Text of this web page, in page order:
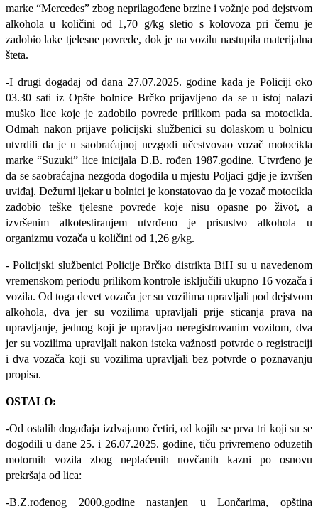
marke “Mercedes” zbog neprilagođene brzine i vožnje pod dejstvom
alkohola u količini od 1,70 g/kg sletio s kolovoza pri čemu je
zadobio lake tjelesne povrede, dok je na vozilu nastupila materijalna
šteta.
-I drugi događaj od dana 27.07.2025. godine kada je Policiji oko
03.30 sati iz Opšte bolnice Brčko prijavljeno da se u istoj nalazi
muško lice koje je zadobilo povrede prilikom pada sa motocikla.
Odmah nakon prijave policijski službenici su dolaskom u bolnicu
utvrdili da je u saobraćajnoj nezgodi učestvovao vozač motocikla
marke “Suzuki” lice inicijala D.B. rođen 1987.godine. Utvrđeno je
da se saobraćajna nezgoda dogodila u mjestu Poljaci gdje je izvršen
uviđaj. Dežurni ljekar u bolnici je konstatovao da je vozač motocikla
zadobio teške tjelesne povrede koje nisu opasne po život, a
izvršenim alkotestiranjem utvrđeno je prisustvo alkohola u
organizmu vozača u količini od 1,26 g/kg.
-Policijski službenici Policije Brčko distrikta BiH su u navedenom
vremenskom periodu prilikom kontrole isključili ukupno 16 vozača i
vozila. Od toga devet vozača jer su vozilima upravljali pod dejstvom
alkohola, dva jer su vozilima upravljali prije sticanja prava na
upravljanje, jednog koji je upravljao neregistrovanim vozilom, dva
jer su vozilima upravljali nakon isteka važnosti potvrde o registraciji
i dva vozača koji su vozilima upravljali bez potvrde o poznavanju
propisa.
OSTALO:
-Od ostalih događaja izdvajamo četiri, od kojih se prva tri koji su se
dogodili u dane 25. i 26.07.2025. godine, tiču privremeno oduzetih
motornih vozila zbog neplaćenih novčanih kazni po osnovu
prekršaja od lica:
-B.Z.rođenog 2000.godine nastanjen u Lončarima, opština